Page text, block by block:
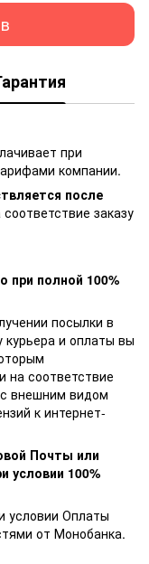
при
компании.
после
соответствие заказу
при полной 100%
посылки в
курьера и оплаты вы
на соответствие
внешним видом
к интернет-
Почты или
условии 100%
условии Оплаты
от Монобанка.